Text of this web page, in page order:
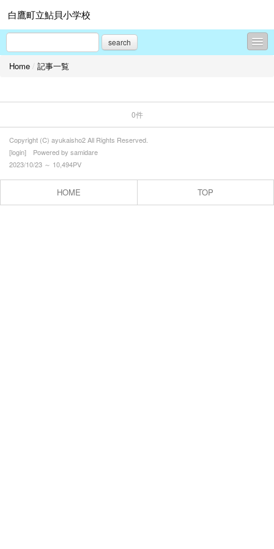
白鷹町立鮎貝小学校
search
コンテンツ
Home / 記事一覧
0件
Copyright (C) ayukaisho2 All Rights Reserved.
[login] Powered by samidare
2023/10/23 ～ 10,494PV
HOME TOP